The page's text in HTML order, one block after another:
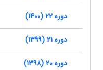
دوره 22 (1400)
دوره 21 (1399)
دوره 20 (1398)